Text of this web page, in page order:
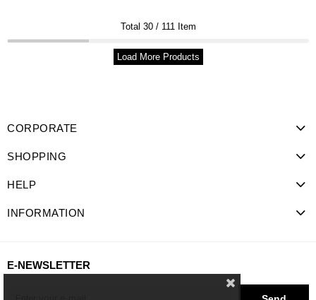
Total 30/ 111 Item
Load More Products
CORPORATE
SHOPPING
HELP
INFORMATION
E-NEWSLETTER